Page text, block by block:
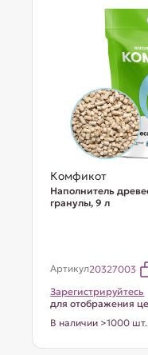
Комфикот
Наполнитель
гранулы, 9 л
Артикул20327003
Зарегистрируйтесь
для отображения
В наличии >1000 шт.